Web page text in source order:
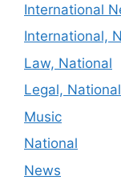
International
International,
Law, National
Legal, National
Music
National
News